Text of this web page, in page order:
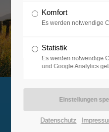
Komfort
Es werden notwendige
Statistik
Es werden notwendige
und Google Analytics
Datenschutz